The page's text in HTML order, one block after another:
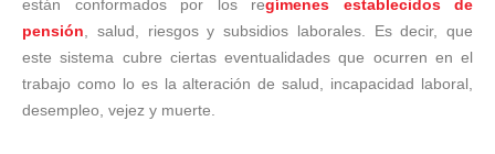
están conformados por los regímenes establecidos de
pensión , salud, riesgos y subsidios laborales. Es decir, que
este sistema cubre ciertas eventualidades que ocurren en el
trabajo como lo es la alteración de salud, incapacidad laboral,
desempleo, vejez y muerte.